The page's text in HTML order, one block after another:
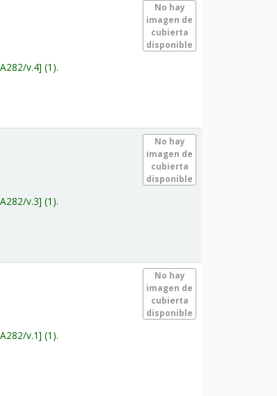
No hay
imagen de
cubierta
disponible
v.4 (1).
No hay
imagen de
cubierta
disponible
v.3 (1).
No hay
imagen de
cubierta
disponible
v.1 (1).